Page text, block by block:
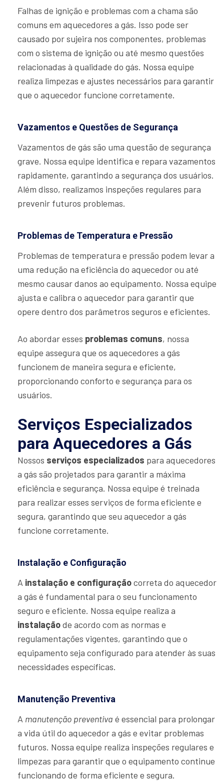
Falhas de ignição e problemas com a chama são
comuns em aquecedores a gás. Isso pode ser
causado por sujeira nos componentes, problemas
com o sistema de ignição ou até mesmo questões
relacionadas à qualidade do gás. Nossa equipe
realiza limpezas e ajustes necessários para garantir
que o aquecedor funcione corretamente.
Vazamentos e Questões de Segurança
Vazamentos de gás são uma questão de segurança
grave. Nossa equipe identifica e repara vazamentos
rapidamente, garantindo a segurança dos usuários.
Além disso, realizamos inspeções regulares para
prevenir futuros problemas.
Problemas de Temperatura e Pressão
Problemas de temperatura e pressão podem levar a
uma redução na eficiência do aquecedor ou até
mesmo causar danos ao equipamento. Nossa equipe
ajusta e calibra o aquecedor para garantir que
opere dentro dos parâmetros seguros e eficientes.
Ao abordar esses problemas comuns, nossa
equipe assegura que os aquecedores a gás
funcionem de maneira segura e eficiente,
proporcionando conforto e segurança para os
usuários.
Serviços Especializados
para Aquecedores a Gás
Nossos serviços especializados para aquecedores
a gás são projetados para garantir a máxima
eficiência e segurança. Nossa equipe é treinada
para realizar esses serviços de forma eficiente e
segura, garantindo que seu aquecedor a gás
funcione corretamente.
Instalação e Configuração
A instalação e configuraçãocorreta do aquecedor
a gás é fundamental para o seu funcionamento
seguro e eficiente. Nossa equipe realiza a
instalaçãode acordo com as normas e
regulamentações vigentes, garantindo que o
equipamento seja configurado para atender às suas
necessidades específicas.
Manutenção Preventiva
A manutenção preventiva é essencial para prolongar
a vida útil do aquecedor a gás e evitar problemas
futuros. Nossa equipe realiza inspeções regulares e
limpezas para garantir que o equipamento continue
funcionando de forma eficiente e segura.